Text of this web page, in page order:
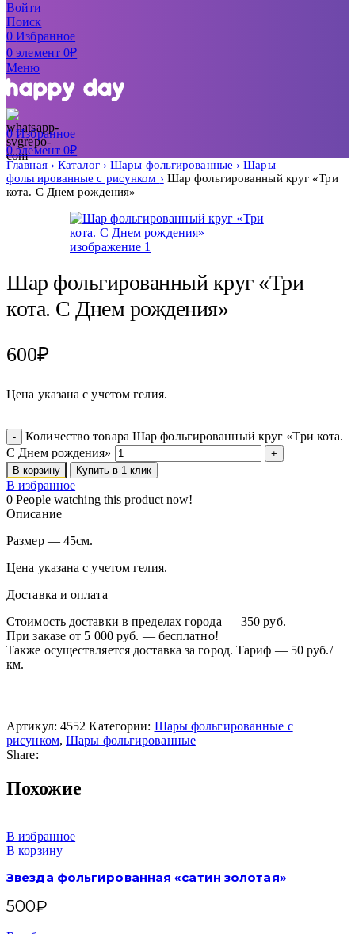
Войти
Поиск
0Избранное
0элемент 0₽
Меню
0Избранное
0элемент 0₽
Главная Каталог Шары фольгированные
Шары
фольгированные с рисунком
Шар фольгированный круг «Три
кота. С Днем рождения»
Шар фольгированный круг «Три
кота. С Днем рождения»
600₽
Цена указана с учетом гелия.
Количество товара Шар фольгированный круг «Три кота.
С Днем рождения»
В корзину Купить в 1 клик
В избранное
0 People watching this product now!
Описание
Размер — 45см.
Цена указана с учетом гелия.
Доставка и оплата
Стоимость доставки в пределах города — 350 руб.
При заказе от 5 000 руб. — бесплатно!
Также осуществляется доставка за город. Тариф — 50 руб./
км.
Артикул: 4552Категории: Шары фольгированные с
рисунком, Шары фольгированные
Share:
Похожие
В избранное
В корзину
Звезда фольгированная «сатин золотая»
500₽